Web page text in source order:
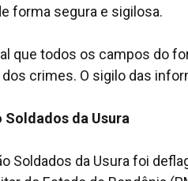
forma segura e sigilosa.
que todos os campos do
dos crimes. O sigilo das
Soldados da Usura
Soldados da Usura foi